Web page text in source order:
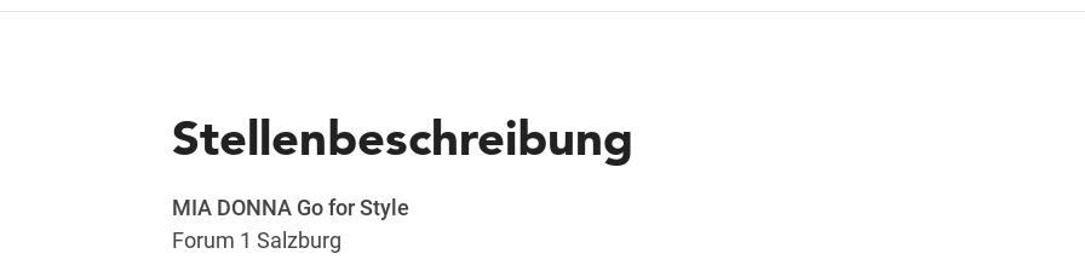
Stellenbeschreibung
MIA DONNA Go for Style
Forum 1 Salzburg